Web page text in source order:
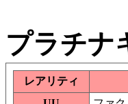
プラチナ
レアリティ